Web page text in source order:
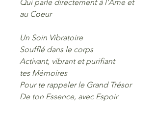
Qui parle directement à l'Âme et
au Coeur
Un Soin Vibratoire
Soufflé dans le corps
Activant, vibrant et purifiant
tes Mémoires
Pour te rappeler le Grand Trésor
De ton Essence, avec Espoir